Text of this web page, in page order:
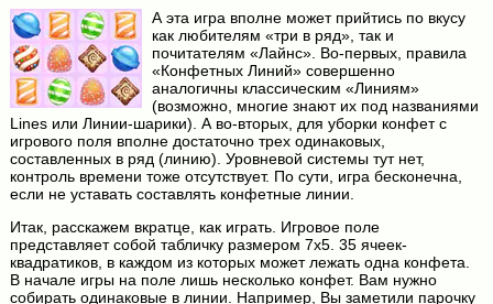
А эта игра вполне может прийтись по вкусу
как любителям «три в ряд», так и
почитателям «Лайнс». Во-первых, правила
«Конфетных Линий» совершенно
аналогичны классическим «Линиям»
(возможно, многие знают их под названиями
Lines или Линии-шарики). А во-вторых, для уборки конфет с
игрового поля вполне достаточно трех одинаковых,
составленных в ряд (линию). Уровневой системы тут нет,
контроль времени тоже отсутствует. По сути, игра бесконечна,
если не уставать составлять конфетные линии.
Итак, расскажем вкратце, как играть. Игровое поле
представляет собой табличку размером 7x5. 35 ячеек-
квадратиков, в каждом из которых может лежать одна конфета.
В начале игры на поле лишь несколько конфет. Вам нужно
собирать одинаковые в линии. Например, Вы заметили парочку